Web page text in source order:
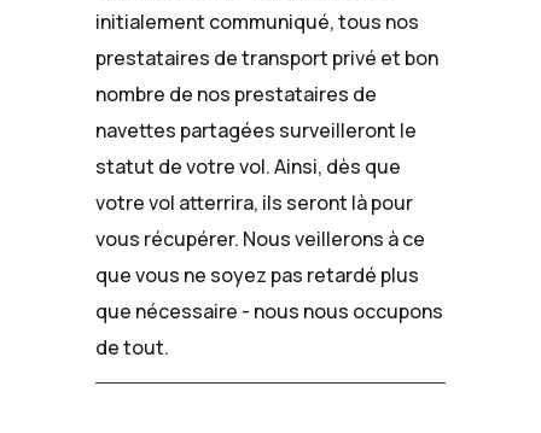
initialement communiqué, tous nos
prestataires de transport privé et bon
nombre de nos prestataires de
navettes partagées surveilleront le
statut de votre vol. Ainsi, dès que
votre vol atterrira, ils seront là pour
vous récupérer. Nous veillerons à ce
que vous ne soyez pas retardé plus
que nécessaire - nous nous occupons
de tout.